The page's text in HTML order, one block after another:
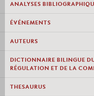
ANALYSES
ÉVÉNEMENTS
AUTEURS
DICTIONNAIRE BILINGUE
RÉGULATION ET DE LA
THESAURUS